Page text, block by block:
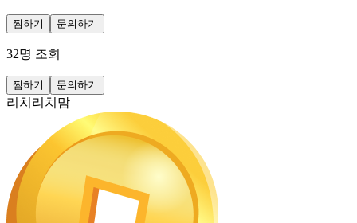
찜하기 문의하기
32명 조회
찜하기 문의하기
리치리치맘